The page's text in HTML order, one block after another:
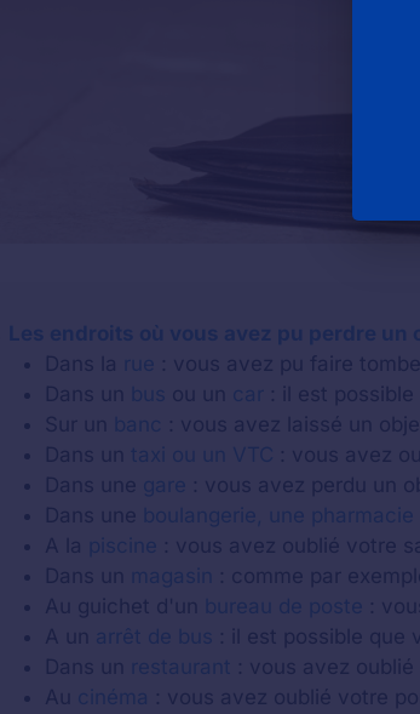
Les endroits où vous avez pu perdre un
Dans la rue : vous avez pu faire
Dans un bus ou un car : il est
Sur un banc : vous avez laissé un
Dans un taxi ou un VTC : vous avez
Dans une gare : vous avez perdu un
Dans une boulangerie, une
A la piscine : vous avez oublié votre
Dans un magasin : comme par
Au guichet d'un bureau de poste :
A un arrêt de bus : il est possible que
Dans un restaurant : vous avez
Au cinéma : vous avez oublié votre